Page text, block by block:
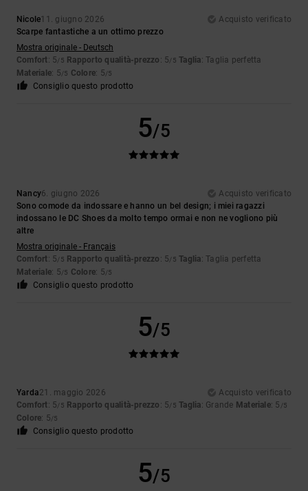
Nicole11. giugno 2026
Acquisto verificato
Scarpe fantastiche a un ottimo prezzo
Mostra originale - Deutsch
Comfort: 5/5 Rapporto qualità-prezzo : 5/5 Taglia: Taglia perfetta
Materiale: 5/5 Colore: 5/5
Consiglio questo prodotto
5/5
Nancy6. giugno 2026
Acquisto verificato
Sono comode da indossare e hanno un bel design; i miei ragazzi
indossano le DC Shoes da molto tempo ormai e non ne vogliono più
altre
Mostra originale - Français
Comfort: 5/5 Rapporto qualità-prezzo : 5/5 Taglia: Taglia perfetta
Materiale: 5/5 Colore: 5/5
Consiglio questo prodotto
5/5
Yarda21. maggio 2026
Acquisto verificato
Comfort: 5/5 Rapporto qualità-prezzo : 5/5 Taglia: Grande Materiale: 5 /5
Colore: 5/5
Consiglio questo prodotto
5/5